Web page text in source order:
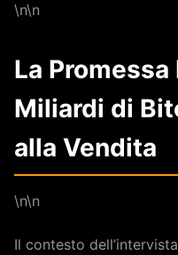
\n\n
La
Miliardi di
alla Vendita
\n\n
Il contesto